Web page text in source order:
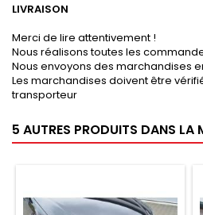
LIVRAISON
Merci de lire attentivement !
Nous réalisons toutes les
Nous envoyons des marchandises
Les marchandises doivent être
transporteur
5 AUTRES PRODUITS DANS LA